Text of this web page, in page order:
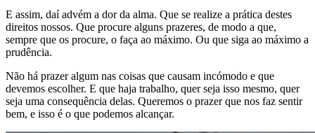
E assim, daí advém a dor da alma. Que se realize a prática destes
direitos nossos. Que procure alguns prazeres, de modo a que,
sempre que os procure, o faça ao máximo. Ou que siga ao máximo a
prudência.
Não há prazer algum nas coisas que causam incómodo e que
devemos escolher. E que haja trabalho, quer seja isso mesmo, quer
seja uma consequência delas. Queremos o prazer que nos faz sentir
bem, e isso é o que podemos alcançar.